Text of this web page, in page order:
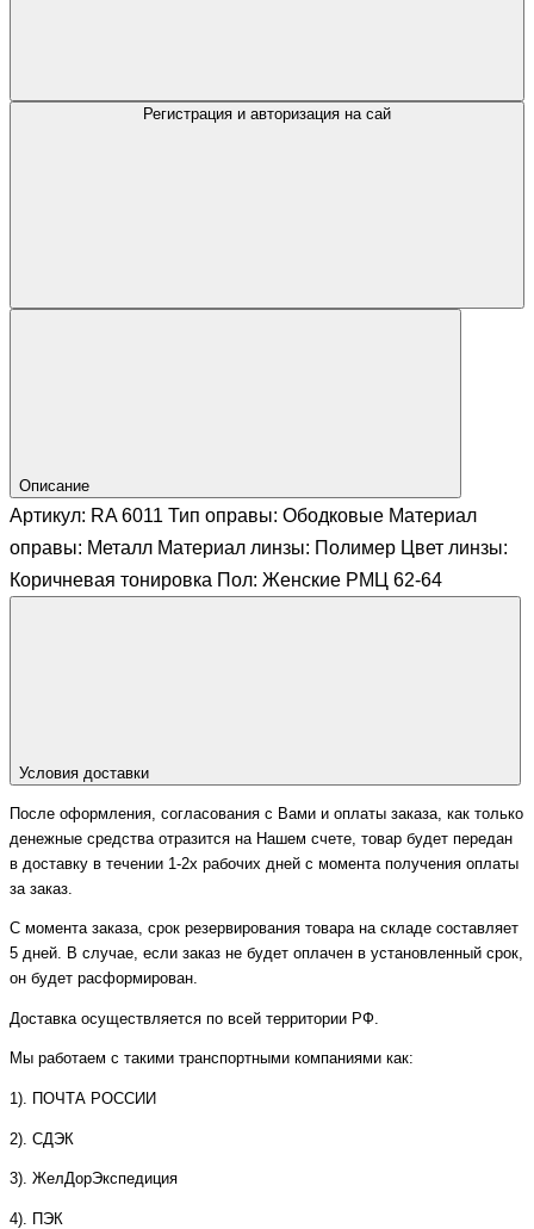
Регистрация и авторизация на сай
Описание
Артикул: RA 6011 Тип оправы: Ободковые Материал
оправы: Металл Материал линзы: Полимер Цвет линзы:
Коричневая тонировка Пол: Женские РМЦ 62-64
Условия доставки
После оформления, согласования с Вами и оплаты заказа, как только
денежные средства отразится на Нашем счете, товар будет передан
в доставку в течении 1-2х рабочих дней с момента получения оплаты
за заказ.
С момента заказа, срок резервирования товара на складе составляет
5 дней. В случае, если заказ не будет оплачен в установленный срок,
он будет расформирован.
Доставка осуществляется по всей территории РФ.
Мы работаем с такими транспортными компаниями как:
1). ПОЧТА РОССИИ
2). СДЭК
3). ЖелДорЭкспедиция
4). ПЭК